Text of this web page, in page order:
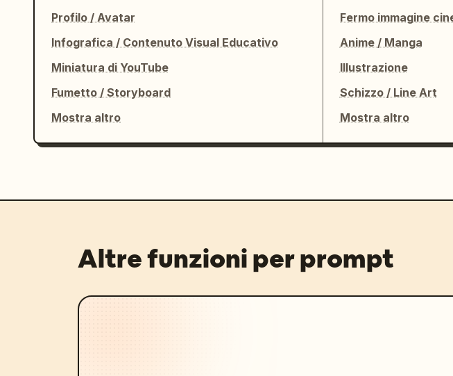
Profilo / Avatar
Infografica / Contenuto Visual Educativo
Miniatura di YouTube
Fumetto / Storyboard
Mostra altro
Anime / Manga
Illustrazione
Schizzo / Line Art
Mostra altro
Altre funzioni per prompt